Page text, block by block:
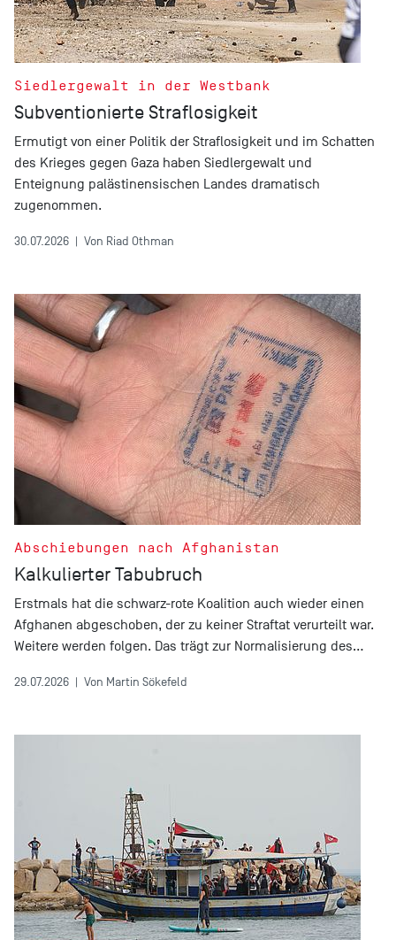
Siedlergewalt in der Westbank
Subventionierte Straflosigkeit
Ermutigt von einer Politik der Straflosigkeit und im Schatten
des Krieges gegen Gaza haben Siedlergewalt und
Enteignung palästinensischen Landes dramatisch
zugenommen.
30.07.2026 | Von Riad Othman
Abschiebungen nach Afghanistan
Kalkulierter Tabubruch
Erstmals hat die schwarz-rote Koalition auch wieder einen
Afghanen abgeschoben, der zu keiner Straftat verurteilt war.
Weitere werden folgen. Das trägt zur Normalisierung des…
29.07.2026 | Von Martin Sökefeld